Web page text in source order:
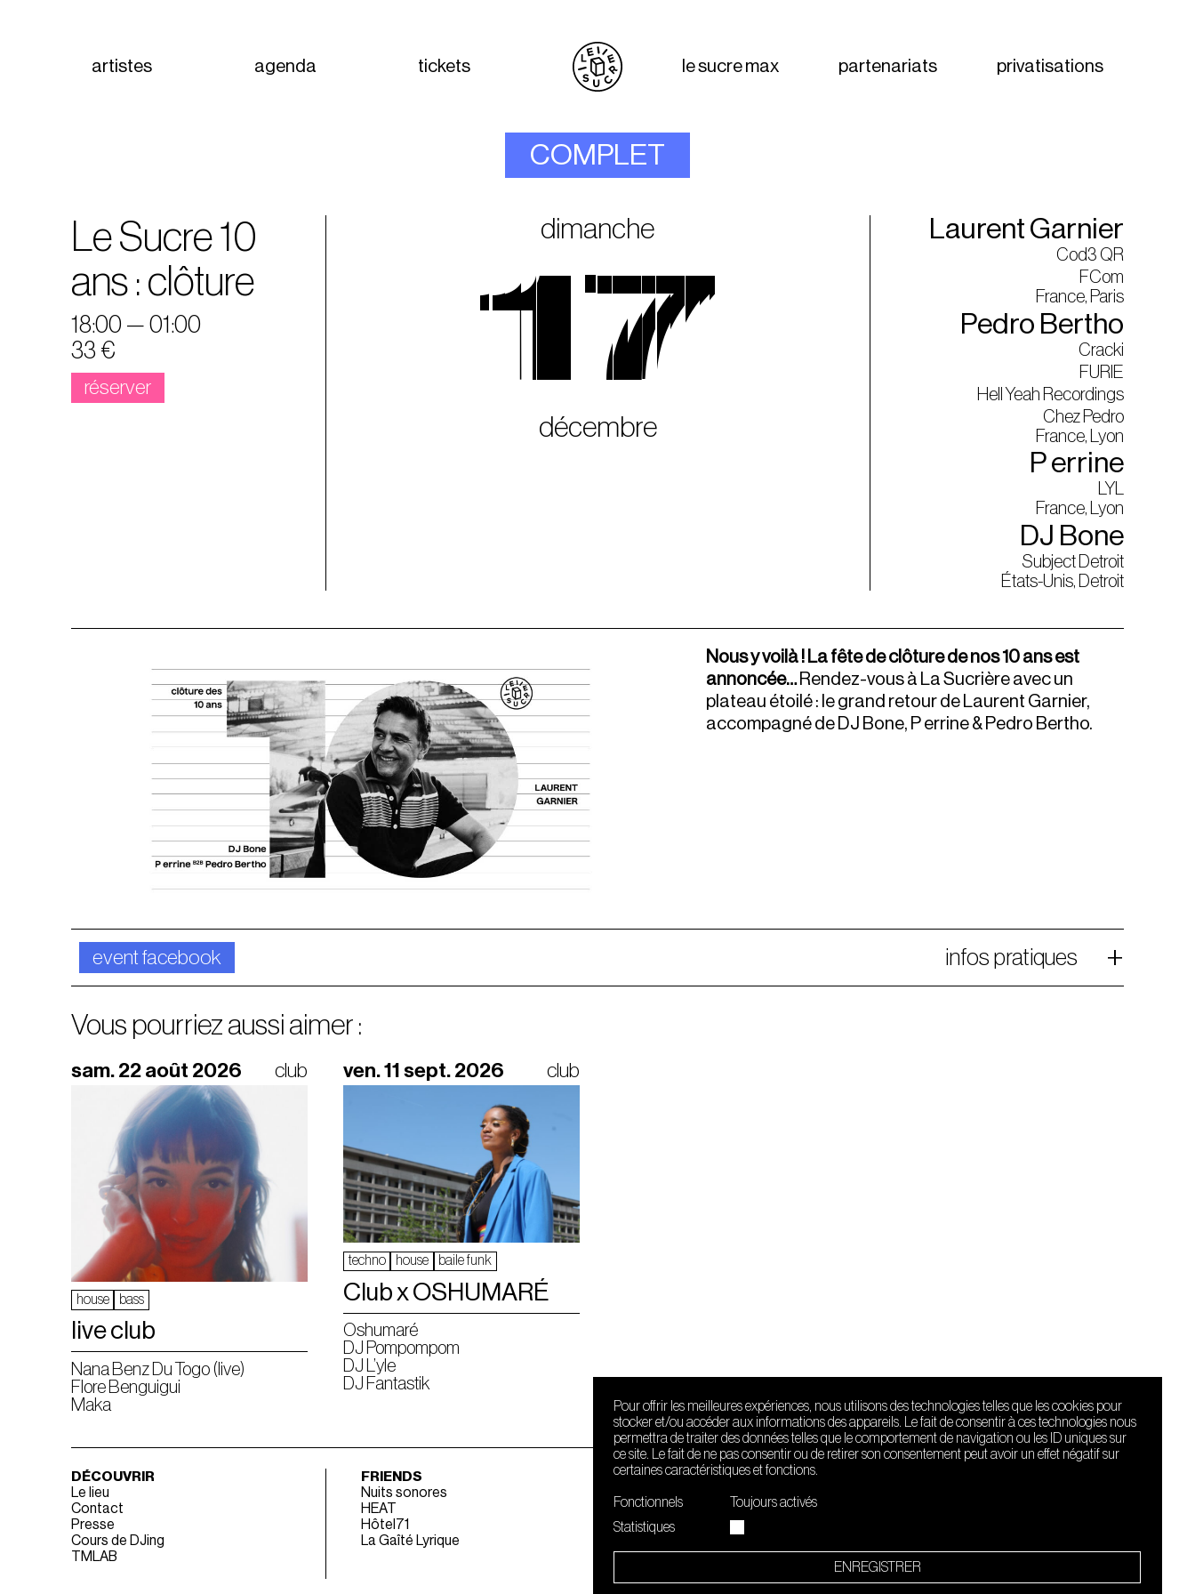
artistes agenda tickets le sucre max partenariats privatisations
COMPLET
Le Sucre 10
ans : clôture
18:00 — 01:00
33 €
réserver
dimanche
17
décembre
Laurent Garnier
Cod3 QR
FCom
France, Paris
Pedro Bertho
Cracki
FURIE
Hell Yeah Recordings
Chez Pedro
France, Lyon
P errine
LYL
France, Lyon
DJ Bone
Subject Detroit
États-Unis, Detroit
Nous y voilà ! La fête de clôture de nos 10 ans est
annoncée…Rendez-vous à La Sucrière avec un
plateau étoilé : le grand retour de Laurent Garnier,
accompagné de DJ Bone, P errine & Pedro Bertho.
event facebook infos pratiques
Vous pourriez aussi aimer :
sam. 22 août 2026 club
house bass
live club
Nana Benz Du Togo (live)
Flore Benguigui
Maka
ven. 11 sept. 2026 club
techno house baile funk
Club x OSHUMARÉ
Oshumaré
DJ Pompompom
DJ L’yle
DJ Fantastik
DÉCOUVRIR
Le lieu
Contact
Presse
Cours de DJing
TMLAB
FRIENDS
Nuits sonores
HEAT
Hôtel71
La Gaîté Lyrique
Quartier culturel et créatif
Conditions générales d'utilisation
Pour offrir les meilleures expériences, nous utilisons des technologies telles que les cookies pour
stocker et/ou accéder aux informations des appareils. Le fait de consentir à ces technologies nous
permettra de traiter des données telles que le comportement de navigation ou les ID uniques sur
ce site. Le fait de ne pas consentir ou de retirer son consentement peut avoir un effet négatif sur
certaines caractéristiques et fonctions.
Fonctionnels
Toujours activés
Statistiques
ENREGISTRER